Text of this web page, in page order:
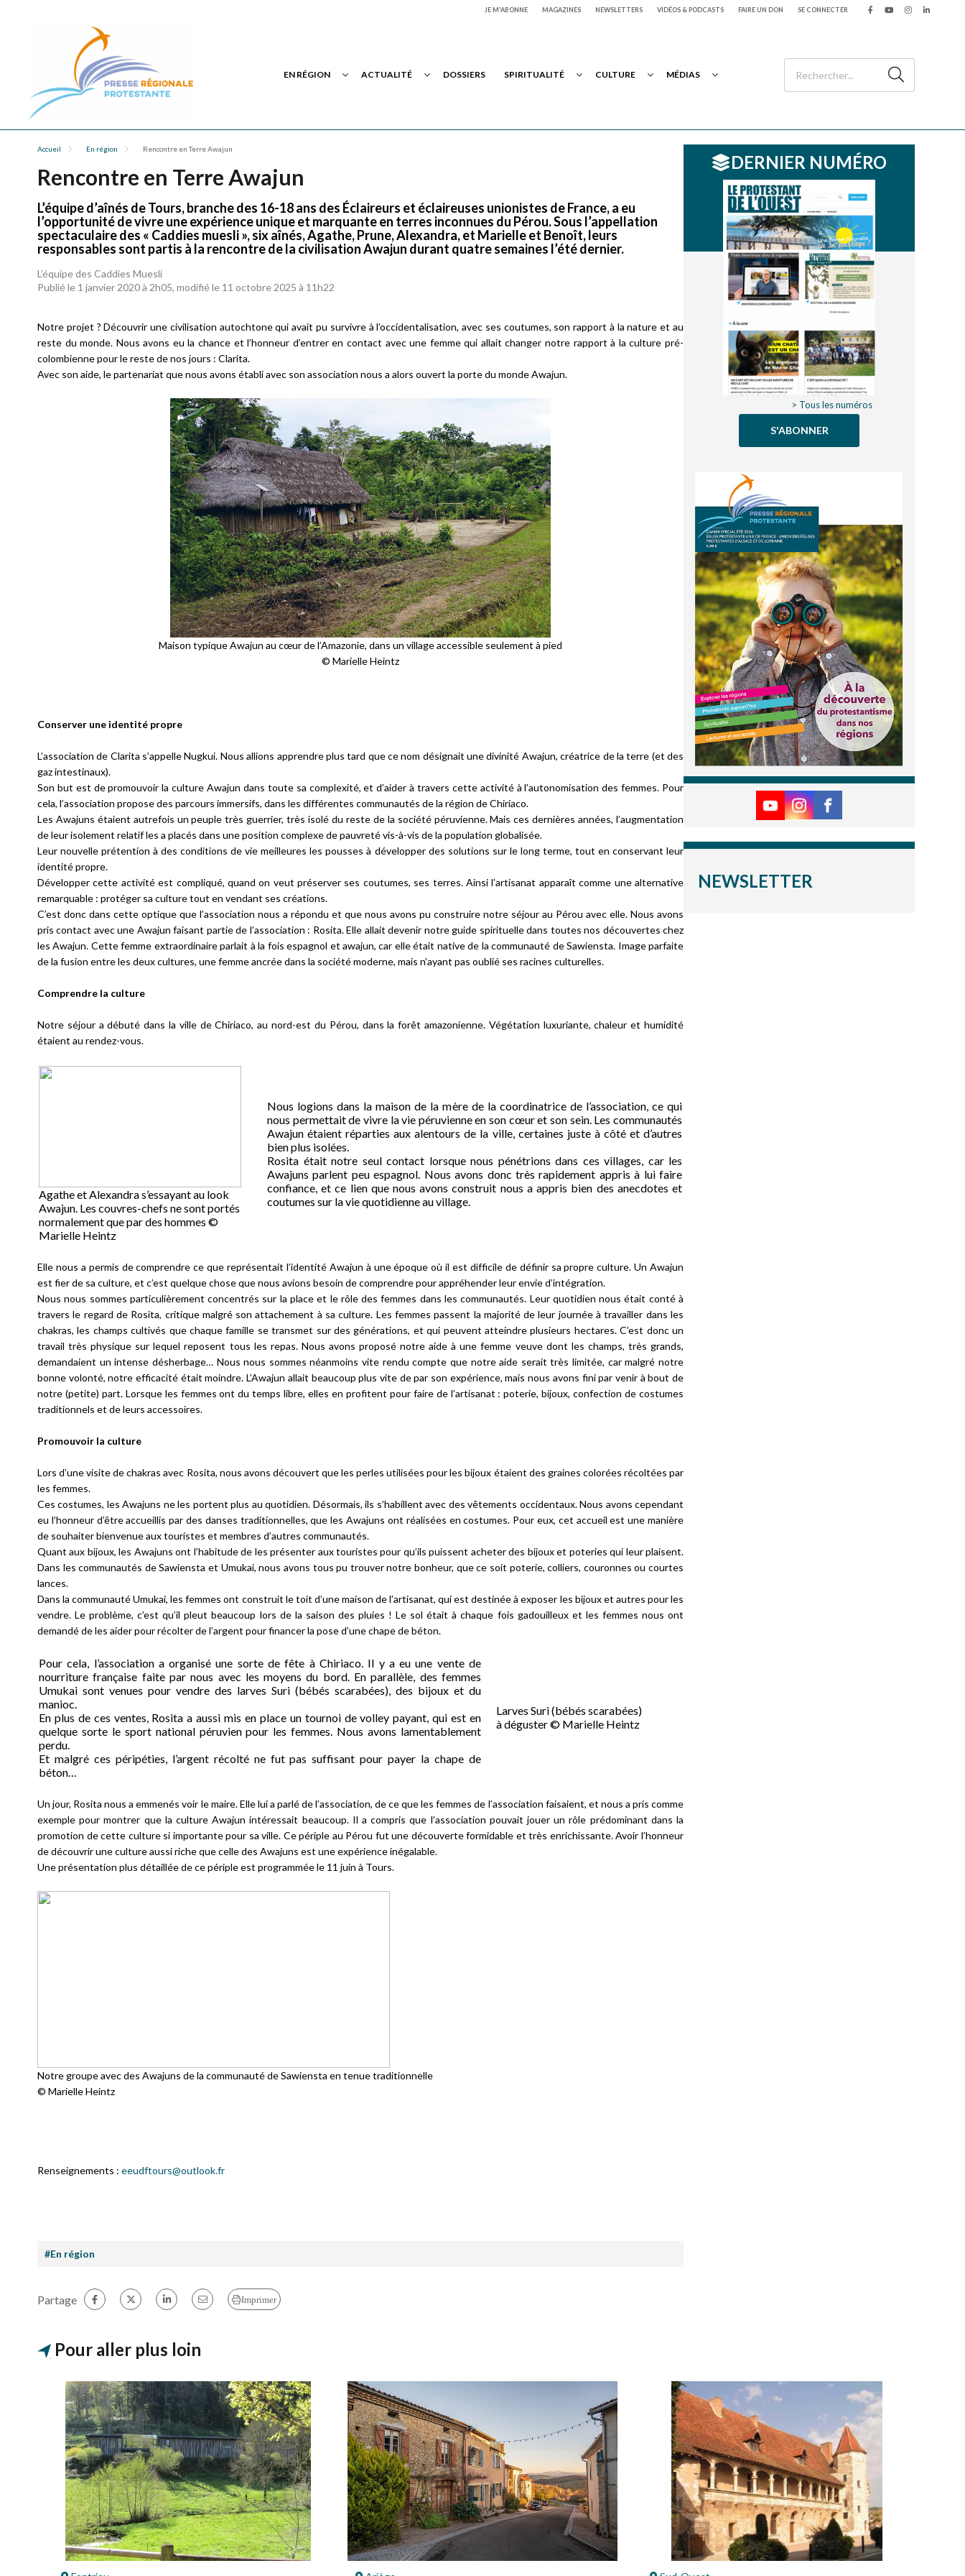
JE M'ABONNE MAGAZINES NEWSLETTERS VIDÉOS & PODCASTS FAIRE UN DON SE CONNECTER
EN RÉGION ACTUALITÉ DOSSIERS SPIRITUALITÉ CULTURE MÉDIAS
Accueil En région Rencontre en Terre Awajun
Rencontre en Terre Awajun
L’équipe d’aînés de Tours, branche des 16-18 ans des Éclaireurs et éclaireuses unionistes de France, a eu
l’opportunité de vivre une expérience unique et marquante en terres inconnues du Pérou. Sous l’appellation
spectaculaire des « Caddies muesli », six aînés, Agathe, Prune, Alexandra, et Marielle et Benoît, leurs
responsables sont partis à la rencontre de la civilisation Awajun durant quatre semaines l’été dernier.
L’équipe des Caddies Muesli
Publié le 1 janvier 2020 à 2h05, modifié le 11 octobre 2025 à 11h22
Notre projet ? Découvrir une civilisation autochtone qui avait pu survivre à l’occidentalisation, avec ses coutumes, son rapport à la nature et au
reste du monde. Nous avons eu la chance et l’honneur d’entrer en contact avec une femme qui allait changer notre rapport à la culture pré-
colombienne pour le reste de nos jours : Clarita.
Avec son aide, le partenariat que nous avons établi avec son association nous a alors ouvert la porte du monde Awajun.
Maison typique Awajun au cœur de l’Amazonie, dans un village accessible seulement à pied
© Marielle Heintz
Conserver une identité propre
L’association de Clarita s’appelle Nugkui. Nous allions apprendre plus tard que ce nom désignait une divinité Awajun, créatrice de la terre (et des
gaz intestinaux).
Son but est de promouvoir la culture Awajun dans toute sa complexité, et d’aider à travers cette activité à l’autonomisation des femmes. Pour
cela, l’association propose des parcours immersifs, dans les différentes communautés de la région de Chiriaco.
Les Awajuns étaient autrefois un peuple très guerrier, très isolé du reste de la société péruvienne. Mais ces dernières années, l’augmentation
de leur isolement relatif les a placés dans une position complexe de pauvreté vis-à-vis de la population globalisée.
Leur nouvelle prétention à des conditions de vie meilleures les pousses à développer des solutions sur le long terme, tout en conservant leur
identité propre.
Développer cette activité est compliqué, quand on veut préserver ses coutumes, ses terres. Ainsi l’artisanat apparaît comme une alternative
remarquable : protéger sa culture tout en vendant ses créations.
C’est donc dans cette optique que l’association nous a répondu et que nous avons pu construire notre séjour au Pérou avec elle. Nous avons
pris contact avec une Awajun faisant partie de l’association : Rosita. Elle allait devenir notre guide spirituelle dans toutes nos découvertes chez
les Awajun. Cette femme extraordinaire parlait à la fois espagnol et awajun, car elle était native de la communauté de Sawiensta. Image parfaite
de la fusion entre les deux cultures, une femme ancrée dans la société moderne, mais n’ayant pas oublié ses racines culturelles.
Comprendre la culture
Notre séjour a débuté dans la ville de Chiriaco, au nord-est du Pérou, dans la forêt amazonienne. Végétation luxuriante, chaleur et humidité
étaient au rendez-vous.
Agathe et Alexandra s’essayant au look
Awajun. Les couvres-chefs ne sont portés
normalement que par des hommes ©
Marielle Heintz
Nous logions dans la maison de la mère de la coordinatrice de l’association, ce qui
nous permettait de vivre la vie péruvienne en son cœur et son sein. Les communautés
Awajun étaient réparties aux alentours de la ville, certaines juste à côté et d’autres
bien plus isolées.
Rosita était notre seul contact lorsque nous pénétrions dans ces villages, car les
Awajuns parlent peu espagnol. Nous avons donc très rapidement appris à lui faire
confiance, et ce lien que nous avons construit nous a appris bien des anecdotes et
coutumes sur la vie quotidienne au village.
Elle nous a permis de comprendre ce que représentait l’identité Awajun à une époque où il est difficile de définir sa propre culture. Un Awajun
est fier de sa culture, et c’est quelque chose que nous avions besoin de comprendre pour appréhender leur envie d’intégration.
Nous nous sommes particulièrement concentrés sur la place et le rôle des femmes dans les communautés. Leur quotidien nous était conté à
travers le regard de Rosita, critique malgré son attachement à sa culture. Les femmes passent la majorité de leur journée à travailler dans les
chakras, les champs cultivés que chaque famille se transmet sur des générations, et qui peuvent atteindre plusieurs hectares. C’est donc un
travail très physique sur lequel reposent tous les repas. Nous avons proposé notre aide à une femme veuve dont les champs, très grands,
demandaient un intense désherbage… Nous nous sommes néanmoins vite rendu compte que notre aide serait très limitée, car malgré notre
bonne volonté, notre efficacité était moindre. L’Awajun allait beaucoup plus vite de par son expérience, mais nous avons fini par venir à bout de
notre (petite) part. Lorsque les femmes ont du temps libre, elles en profitent pour faire de l’artisanat : poterie, bijoux, confection de costumes
traditionnels et de leurs accessoires.
Promouvoir la culture
Lors d’une visite de chakras avec Rosita, nous avons découvert que les perles utilisées pour les bijoux étaient des graines colorées récoltées par
les femmes.
Ces costumes, les Awajuns ne les portent plus au quotidien. Désormais, ils s’habillent avec des vêtements occidentaux. Nous avons cependant
eu l’honneur d’être accueillis par des danses traditionnelles, que les Awajuns ont réalisées en costumes. Pour eux, cet accueil est une manière
de souhaiter bienvenue aux touristes et membres d’autres communautés.
Quant aux bijoux, les Awajuns ont l’habitude de les présenter aux touristes pour qu’ils puissent acheter des bijoux et poteries qui leur plaisent.
Dans les communautés de Sawiensta et Umukai, nous avons tous pu trouver notre bonheur, que ce soit poterie, colliers, couronnes ou courtes
lances.
Dans la communauté Umukai, les femmes ont construit le toit d’une maison de l’artisanat, qui est destinée à exposer les bijoux et autres pour les
vendre. Le problème, c’est qu’il pleut beaucoup lors de la saison des pluies ! Le sol était à chaque fois gadouilleux et les femmes nous ont
demandé de les aider pour récolter de l’argent pour financer la pose d’une chape de béton.
Pour cela, l’association a organisé une sorte de fête à Chiriaco. Il y a eu une vente de
nourriture française faite par nous avec les moyens du bord. En parallèle, des femmes
Umukai sont venues pour vendre des larves Suri (bébés scarabées), des bijoux et du
manioc.
En plus de ces ventes, Rosita a aussi mis en place un tournoi de volley payant, qui est en
quelque sorte le sport national péruvien pour les femmes. Nous avons lamentablement
perdu.
Et malgré ces péripéties, l’argent récolté ne fut pas suffisant pour payer la chape de
béton…
Larves Suri (bébés scarabées)
à déguster © Marielle Heintz
Un jour, Rosita nous a emmenés voir le maire. Elle lui a parlé de l’association, de ce que les femmes de l’association faisaient, et nous a pris comme
exemple pour montrer que la culture Awajun intéressait beaucoup. Il a compris que l’association pouvait jouer un rôle prédominant dans la
promotion de cette culture si importante pour sa ville. Ce périple au Pérou fut une découverte formidable et très enrichissante. Avoir l’honneur
de découvrir une culture aussi riche que celle des Awajuns est une expérience inégalable.
Une présentation plus détaillée de ce périple est programmée le 11 juin à Tours.
Notre groupe avec des Awajuns de la communauté de Sawiensta en tenue traditionnelle
© Marielle Heintz
Renseignements : eeudftours@outlook.fr
#En région
DERNIER NUMÉRO
> Tous les numéros
S'ABONNER
NEWSLETTER
Partage Imprimer
Pour aller plus loin